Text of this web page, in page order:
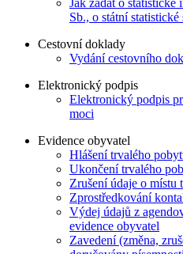
Sb., o státní statistické
Cestovní doklady
Vydání cestovního
Elektronický podpis
Elektronický podpis
moci
Evidence obyvatel
Hlášení trvalého
Ukončení trvalého
Zrušení údaje o místu
Zprostředkování
Výdej údajů z
evidence obyvatel
Zavedení (změna,